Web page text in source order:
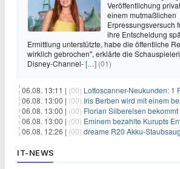
Veröffentlichung
einem mutmaßlichen
Erpressungsversuch
ihre Entscheidung
Ermittlung unterstützte, habe die öffentliche
wirklich gebrochen", erklärte die
Disney-Channel-[…] (01)
06.08. 13:11 | (00) Lottoscanner-Neukunden: 1 Feld
06.08. 13:00 | (00) Iris Berben wird mit einem
06.08. 13:00 | (00) Florian Silbereisen bekommt
06.08. 13:00 | (00) Eminem bezahlte Kurupts Entzug: Rapper kämpfte
06.08. 12:26 | (00) dreame R20 Akku-Staubsauger
IT-NEWS